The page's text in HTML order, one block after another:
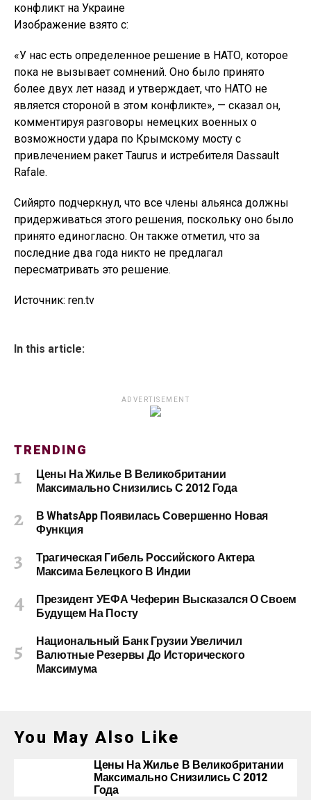
Изображение взято с:
«У нас есть определенное решение в НАТО, которое
пока не вызывает сомнений. Оно было принято
более двух лет назад и утверждает, что НАТО не
является стороной в этом конфликте», — сказал он,
комментируя разговоры немецких военных о
возможности удара по Крымскому мосту с
привлечением ракет Taurus и истребителя Dassault
Rafale.
Сийярто подчеркнул, что все члены альянса должны
придерживаться этого решения, поскольку оно было
принято единогласно. Он также отметил, что за
последние два года никто не предлагал
пересматривать это решение.
Источник: ren.tv
In this article:
ADVERTISEMENT
TRENDING
Цены На Жилье В Великобритании
Максимально Снизились С 2012 Года
В WhatsApp Появилась Совершенно Новая
Функция
Трагическая Гибель Российского Актера
Максима Белецкого В Индии
Президент УЕФА Чеферин Высказался О Своем
Будущем На Посту
Национальный Банк Грузии Увеличил
Валютные Резервы До Исторического
Максимума
You May Also Like
Цены На Жилье В Великобритании
Максимально Снизились С 2012
Года